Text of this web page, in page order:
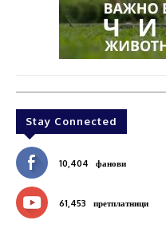
Stay Connected
10,404 фанови
61,453 претплатници